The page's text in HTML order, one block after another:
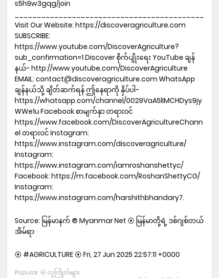
s5h9w3gqg/join
Visit Our Website: https://discoveragriculture.com
SUBSCRIBE:
https://www.youtube.com/DiscoverAgriculture?
sub_confirmation=1 Discover စိုက်ပျိုးရေး YouTube ချန်
နယ်- http://www.youtube.com/DiscoverAgriculture
EMAIL: contact@discoveragriculture.com WhatsApp
ချန်နယ်သို့ ချိတ်ဆက်ရန် ဤနေရာကို နှိပ်ပါ-
https://whatsapp.com/channel/0029VaA5lIMCHDys9jy
WWe1u Facebook စာမျက်နှာ တရားဝင်
https://www.facebook.com/DiscoverAgricultureChann
el တရားဝင် Instagram:
https://www.instagram.com/discoveragriculture/
Instagram:
https://www.instagram.com/iamroshanshettyc/
Facebook: https://m.facebook.com/RoshanShettyCG/
Instagram:
https://www.instagram.com/harshithbhandary7.
Source: မြန်မာနက် ® Myanmar Net ⦿ မြန်မာတို့ရဲ့ ဒစ်ဂျစ်တယ်
အိမ်ရာ
⦿ #AGRICULTURE ⦿ Fri, 27 Jun 2025 22:57:11 +0000
Popular ⦿ လူကြိုက်များ